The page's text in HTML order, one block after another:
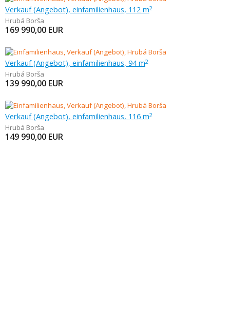
Verkauf (Angebot), einfamilienhaus, 112 m2
Hrubá Borša
169 990,00 EUR
Verkauf (Angebot), einfamilienhaus, 94 m2
Hrubá Borša
139 990,00 EUR
Verkauf (Angebot), einfamilienhaus, 116 m2
Hrubá Borša
149 990,00 EUR